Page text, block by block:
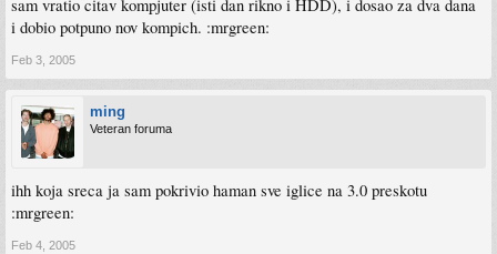
sam vratio citav kompjuter (isti dan rikno i HDD), i dosao za dva dana
i dobio potpuno nov kompich. :mrgreen:
Feb 3, 2005
ming
Veteran foruma
ihh koja sreca ja sam pokrivio haman sve iglice na 3.0 preskotu
:mrgreen:
Feb 4, 2005